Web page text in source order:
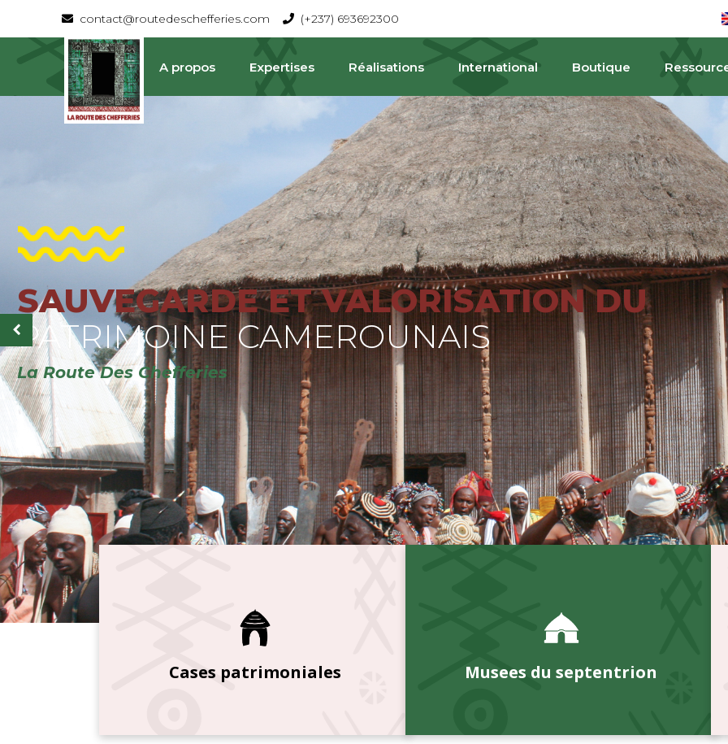
contact@routedeschefferies.com (+237) 693692300
A propos Expertises Réalisations International Boutique
SAUVEGARDE ET VALORISATION DU
La Route Des Chefferies
Cases patrimoniales Musees du septentrion